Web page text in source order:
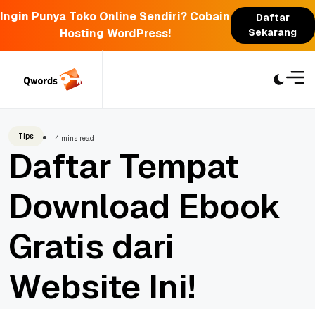
Ingin Punya Toko Online Sendiri? Cobain
Hosting WordPress!
Daftar
Sekarang
Tips 4 mins read
Daftar Tempat
Download Ebook
Gratis dari
Website Ini!